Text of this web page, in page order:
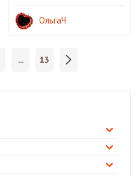
ОльгаЧ
... 13